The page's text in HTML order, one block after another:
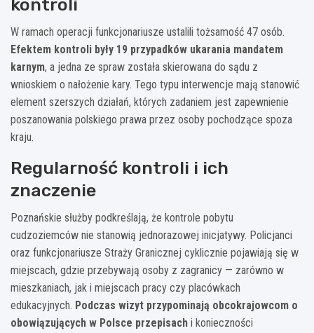
kontroli
W ramach operacji funkcjonariusze ustalili tożsamość 47 osób.
Efektem kontroli były 19 przypadków ukarania mandatem
karnym, a jedna ze spraw została skierowana do sądu z
wnioskiem o nałożenie kary. Tego typu interwencje mają stanowić
element szerszych działań, których zadaniem jest zapewnienie
poszanowania polskiego prawa przez osoby pochodzące spoza
kraju.
Regularność kontroli i ich
znaczenie
Poznańskie służby podkreślają, że kontrole pobytu
cudzoziemców nie stanowią jednorazowej inicjatywy. Policjanci
oraz funkcjonariusze Straży Granicznej cyklicznie pojawiają się w
miejscach, gdzie przebywają osoby z zagranicy — zarówno w
mieszkaniach, jak i miejscach pracy czy placówkach
edukacyjnych. Podczas wizyt przypominają obcokrajowcom o
obowiązujących w Polsce przepisach i konieczności